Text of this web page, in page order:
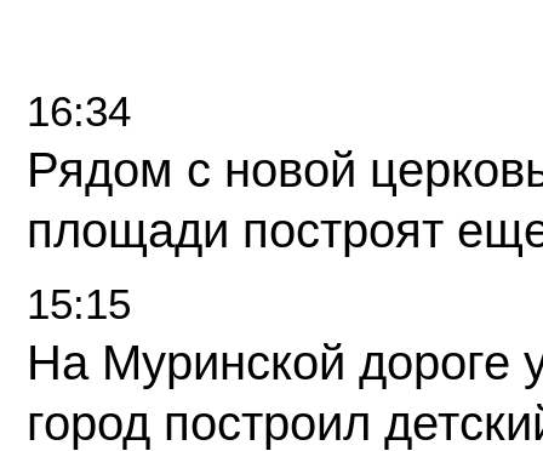
16:34
Рядом с новой
площади построят
15:15
На Муринской дороге
город построил